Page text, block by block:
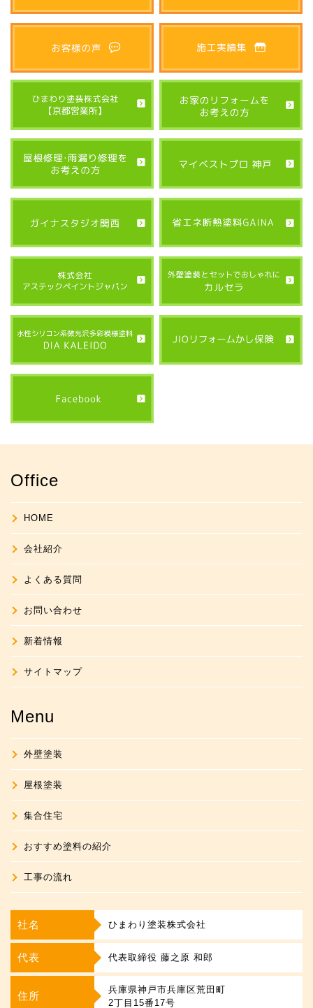
Office
HOME
会社紹介
よくある質問
お問い合わせ
新着情報
サイトマップ
Menu
外壁塗装
屋根塗装
集合住宅
おすすめ塗料の紹介
工事の流れ
社名 ひまわり塗装株式会社
代表 代表取締役 藤之原 和郎
住所
兵庫県神戸市兵庫区荒田町
2丁目15番17号